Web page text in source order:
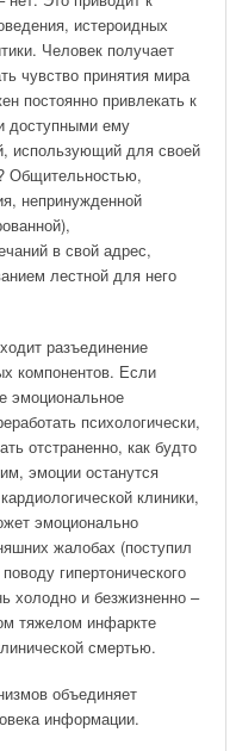
истероидных
Человек получает
чувство принятия мира
постоянно привлекать к
доступными ему
использующий для своей
Общительностью,
непринужденной
в свой адрес,
лестной для него
разъединение
компонентов. Если
эмоциональное
психологически,
отстраненно, как будто
эмоции останутся
клиники,
эмоционально
жалобах (поступил
гипертонического
холодно и безжизненно –
тяжелом инфаркте
смертью.
объединяет
информации.